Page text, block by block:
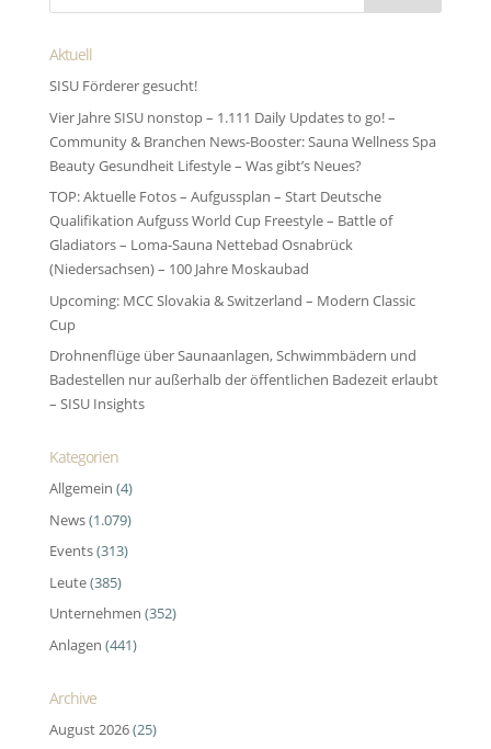
Aktuell
SISU Förderer gesucht!
Vier Jahre SISU nonstop – 1.111 Daily Updates to go! –
Community & Branchen News-Booster: Sauna Wellness Spa
Beauty Gesundheit Lifestyle – Was gibt’s Neues?
TOP: Aktuelle Fotos – Aufgussplan – Start Deutsche
Qualifikation Aufguss World Cup Freestyle – Battle of
Gladiators – Loma-Sauna Nettebad Osnabrück
(Niedersachsen) – 100 Jahre Moskaubad
Upcoming: MCC Slovakia & Switzerland – Modern Classic
Cup
Drohnenflüge über Saunaanlagen, Schwimmbädern und
Badestellen nur außerhalb der öffentlichen Badezeit erlaubt
– SISU Insights
Kategorien
Allgemein (4)
News(1.079)
Events(313)
Leute(385)
Unternehmen (352)
Anlagen (441)
Archive
August 2026(25)